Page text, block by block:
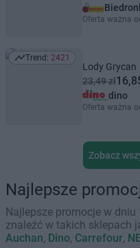
Oferta ważna
Trend: 2421
Trend: 2421
Lody Grycan
23,49 zł
dino
Oferta ważna
Zobacz
Najlepsze
Najlepsze promocje w
znaleźć w takich sklepach
Auchan, Dino, Carrefour,